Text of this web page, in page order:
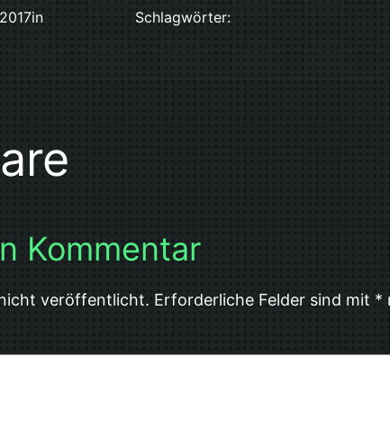
in
Schlagwörter:
Kommentar
veröffentlicht. Erforderliche Felder sind mit *